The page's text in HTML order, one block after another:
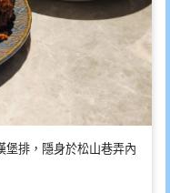
堡排，隱身於松山巷弄內